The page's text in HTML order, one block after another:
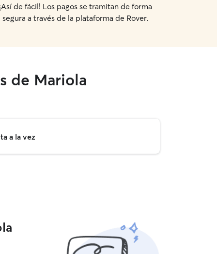
¡Así de fácil! Los pagos se tramitan de forma
segura a través de la plataforma de Rover.
de Mariola
a la vez